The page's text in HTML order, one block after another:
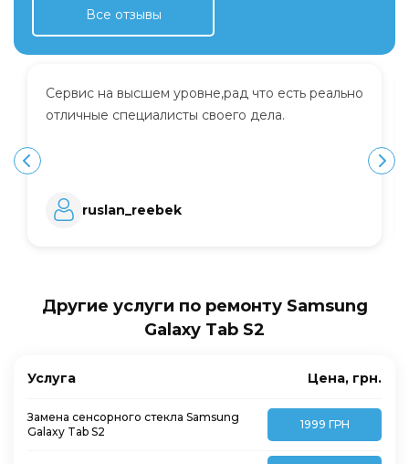
Все отзывы
Сервис на высшем уровне,рад что есть реально
отличные специалисты своего дела.
ruslan_reebek
Другие услуги по ремонту Samsung
Galaxy Tab S2
Услуга Цена, грн.
Замена сенсорного стекла Samsung
Galaxy Tab S2
1999 ГРН